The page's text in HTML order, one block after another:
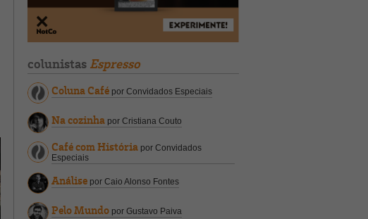
colunistas Espresso
Coluna Café por Convidados Especiais
Na cozinha por Cristiana Couto
Café com História por Convidados
Especiais
Análise por Caio Alonso Fontes
Pelo Mundo por Gustavo Paiva